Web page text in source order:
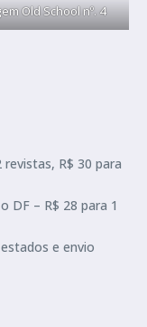
Old School nº. 4
R$ 30 para
DF – R$ 28 para 1
e envio